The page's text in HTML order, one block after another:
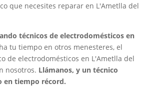
que necesites reparar en L'Ametlla del
técnicos de electrodomésticos en
tu tiempo en otros menesteres, el
de electrodomésticos en L'Ametlla del
nosotros. Llámanos, y un técnico
en tiempo récord.